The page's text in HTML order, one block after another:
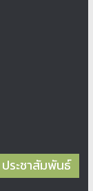
ประชาสัมพันธ์